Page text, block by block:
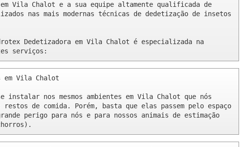
Vila Chalot e a sua equipe altamente qualificada de
nas mais modernas técnicas de dedetização de insetos
Dedetizadora em Vila Chalot é especializada na
serviços:
em Vila Chalot
instalar nos mesmos ambientes em Vila Chalot que nós
restos de comida. Porém, basta que elas passem pelo espaço
perigo para nós e para nossos animais de estimação